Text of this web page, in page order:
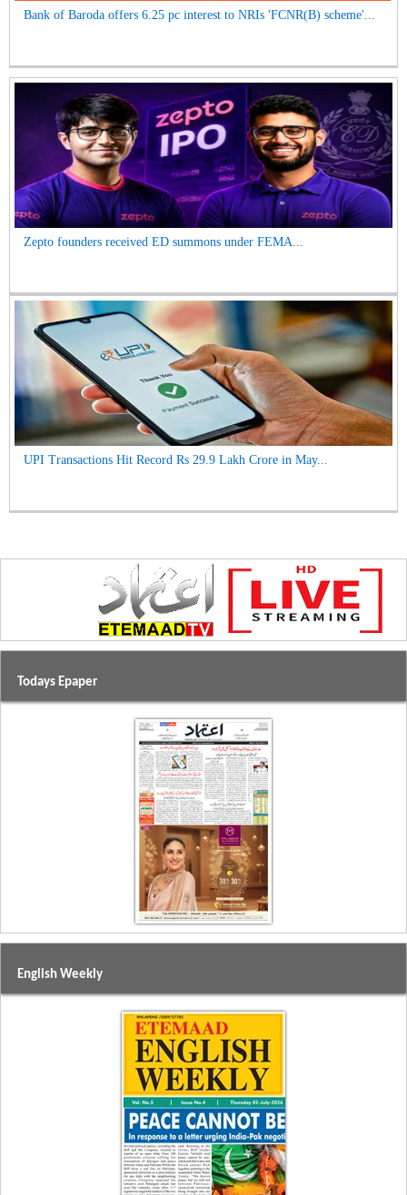
Bank of Baroda offers 6.25 pc interest to NRIs 'FCNR(B) scheme'...
Zepto founders received ED summons under FEMA...
UPI Transactions Hit Record Rs 29.9 Lakh Crore in May...
Todays Epaper
English Weekly